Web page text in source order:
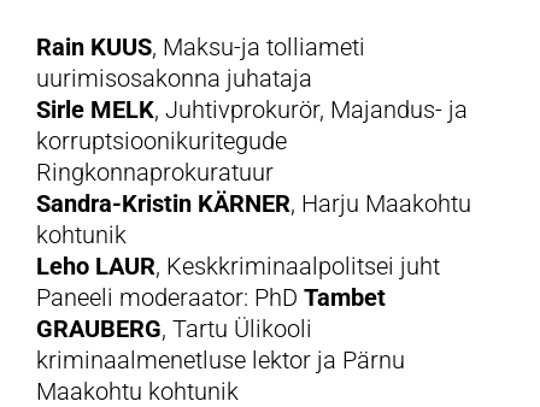
Rain KUUS, Maksu-ja tolliameti
uurimisosakonna juhataja
Sirle MELK, Juhtivprokurör, Majandus- ja
korruptsioonikuritegude
Ringkonnaprokuratuur
Sandra-Kristin KÄRNER, Harju Maakohtu
kohtunik
Leho LAUR, Keskkriminaalpolitsei juht
Paneeli moderaator: PhD Tambet
GRAUBERG, Tartu Ülikooli
kriminaalmenetluse lektor ja Pärnu
Maakohtu kohtunik